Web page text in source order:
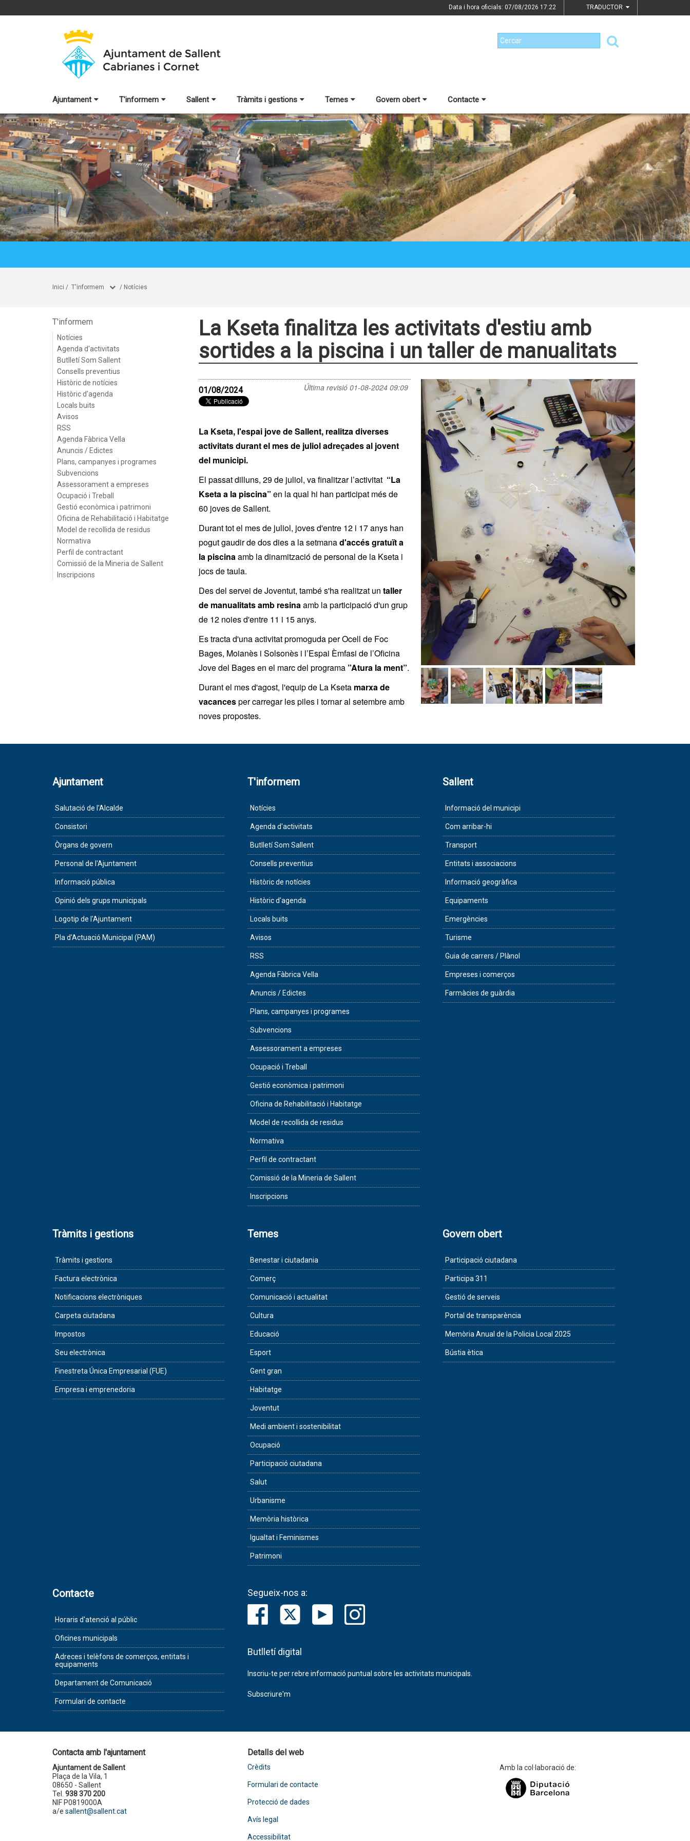
Data i hora oficials: 07/08/2026 17:22 TRADUCTOR
Ajuntament T'informem Sallent Tràmits i gestions Temes Govern obert Contacte
Inici / T'informem / Notícies
T'informem
Notícies
Agenda d'activitats
Butlletí Som Sallent
Consells preventius
Històric de notícies
Històric d'agenda
Locals buits
Avisos
RSS
Agenda Fàbrica Vella
Anuncis / Edictes
Plans, campanyes i programes
Subvencions
Assessorament a empreses
Ocupació i Treball
Gestió econòmica i patrimoni
Oficina de Rehabilitació i Habitatge
Model de recollida de residus
Normativa
Perfil de contractant
Comissió de la Mineria de Sallent
Inscripcions
La Kseta finalitza les activitats d'estiu amb
sortides a la piscina i un taller de manualitats
Última revisió 01-08-2024 09:09
01/08/2024
La Kseta, l'espai jove de Sallent, realitza diverses
activitats durant el mes de juliol adreçades al jovent
del municipi.
El passat dilluns, 29 de juliol, va finalitzar l’activitat “La
Kseta a la piscina” en la qual hi han participat més de
60 joves de Sallent.
Durant tot el mes de juliol, joves d'entre 12 i 17 anys han
pogut gaudir de dos dies a la setmanad'accés gratuït a
la piscinaamb la dinamització de personal de la Kseta i
jocs de taula.
Des del servei de Joventut, també s'ha realitzat un taller
de manualitats amb resinaamb la participació d'un grup
de 12 noies d'entre 11 i 15 anys.
Es tracta d'una activitat promoguda per Ocell de Foc
Bages, Moianès i Solsonès i l’Espai Èmfasi de l’Oficina
Jove del Bages en el marc del programa ”Atura la ment”.
Durant el mes d'agost, l'equip de La Kseta marxa de
vacancesper carregar les piles i tornar al setembre amb
noves propostes.
Ajuntament
Salutació de l'Alcalde
Consistori
Òrgans de govern
Personal de l'Ajuntament
Informació pública
Opinió dels grups municipals
Logotip de l'Ajuntament
Pla d'Actuació Municipal (PAM)
T'informem
Notícies
Agenda d'activitats
Butlletí Som Sallent
Consells preventius
Històric de notícies
Històric d'agenda
Locals buits
Avisos
RSS
Agenda Fàbrica Vella
Anuncis / Edictes
Plans, campanyes i programes
Subvencions
Assessorament a empreses
Ocupació i Treball
Gestió econòmica i patrimoni
Oficina de Rehabilitació i Habitatge
Model de recollida de residus
Normativa
Perfil de contractant
Comissió de la Mineria de Sallent
Inscripcions
Sallent
Informació del municipi
Com arribar-hi
Transport
Entitats i associacions
Informació geogràfica
Equipaments
Emergències
Turisme
Guia de carrers / Plànol
Empreses i comerços
Farmàcies de guàrdia
Tràmits i gestions
Tràmits i gestions
Factura electrònica
Notificacions electròniques
Carpeta ciutadana
Impostos
Seu electrònica
Finestreta Única Empresarial (FUE)
Empresa i emprenedoria
Temes
Benestar i ciutadania
Comerç
Comunicació i actualitat
Cultura
Educació
Esport
Gent gran
Habitatge
Joventut
Medi ambient i sostenibilitat
Ocupació
Participació ciutadana
Salut
Urbanisme
Memòria històrica
Igualtat i Feminismes
Patrimoni
Govern obert
Participació ciutadana
Participa 311
Gestió de serveis
Portal de transparència
Memòria Anual de la Policia Local 2025
Bústia ètica
Contacte
Horaris d'atenció al públic
Oficines municipals
Adreces i telèfons de comerços, entitats i
equipaments
Departament de Comunicació
Formulari de contacte
Segueix-nos a:
Butlletí digital
Inscriu-te per rebre informació puntual sobre les activitats municipals.
Subscriure'm
Contacta amb l'ajuntament
Ajuntament de Sallent
Plaça de la Vila, 1
08650 - Sallent
Tel. 938 370 200
NIF P0819000A
a/e sallent@sallent.cat
Detalls del web
Crèdits
Formulari de contacte
Protecció de dades
Avís legal
Accessibilitat
Amb la col·laboració de: